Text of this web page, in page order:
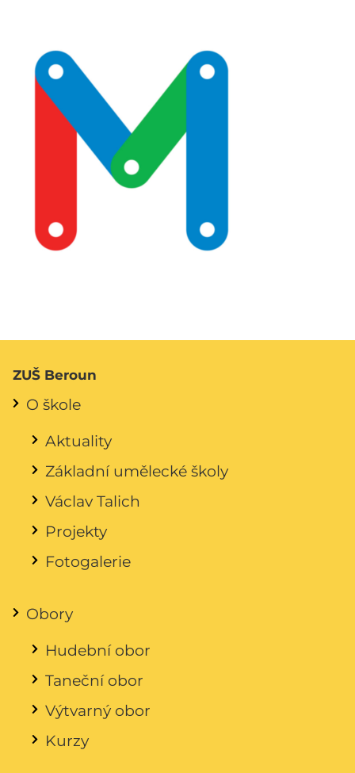
ZUŠ Beroun
O škole
Aktuality
Základní umělecké školy
Václav Talich
Projekty
Fotogalerie
Obory
Hudební obor
Taneční obor
Výtvarný obor
Kurzy